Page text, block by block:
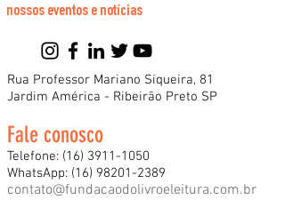
nossos eventos e notícias
Rua Professor Mariano Siqueira, 81
Jardim América - Ribeirão Preto SP
Fale conosco
Telefone: (16) 3911-1050
WhatsApp: (16) 98201-2389
contato@fundacaodolivroeleitura.com.br